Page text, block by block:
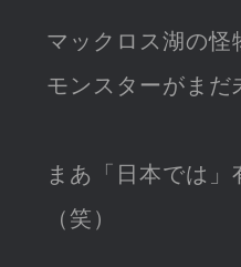
マックロス湖の怪
モンスターがまだ
まあ「日本では
（笑）